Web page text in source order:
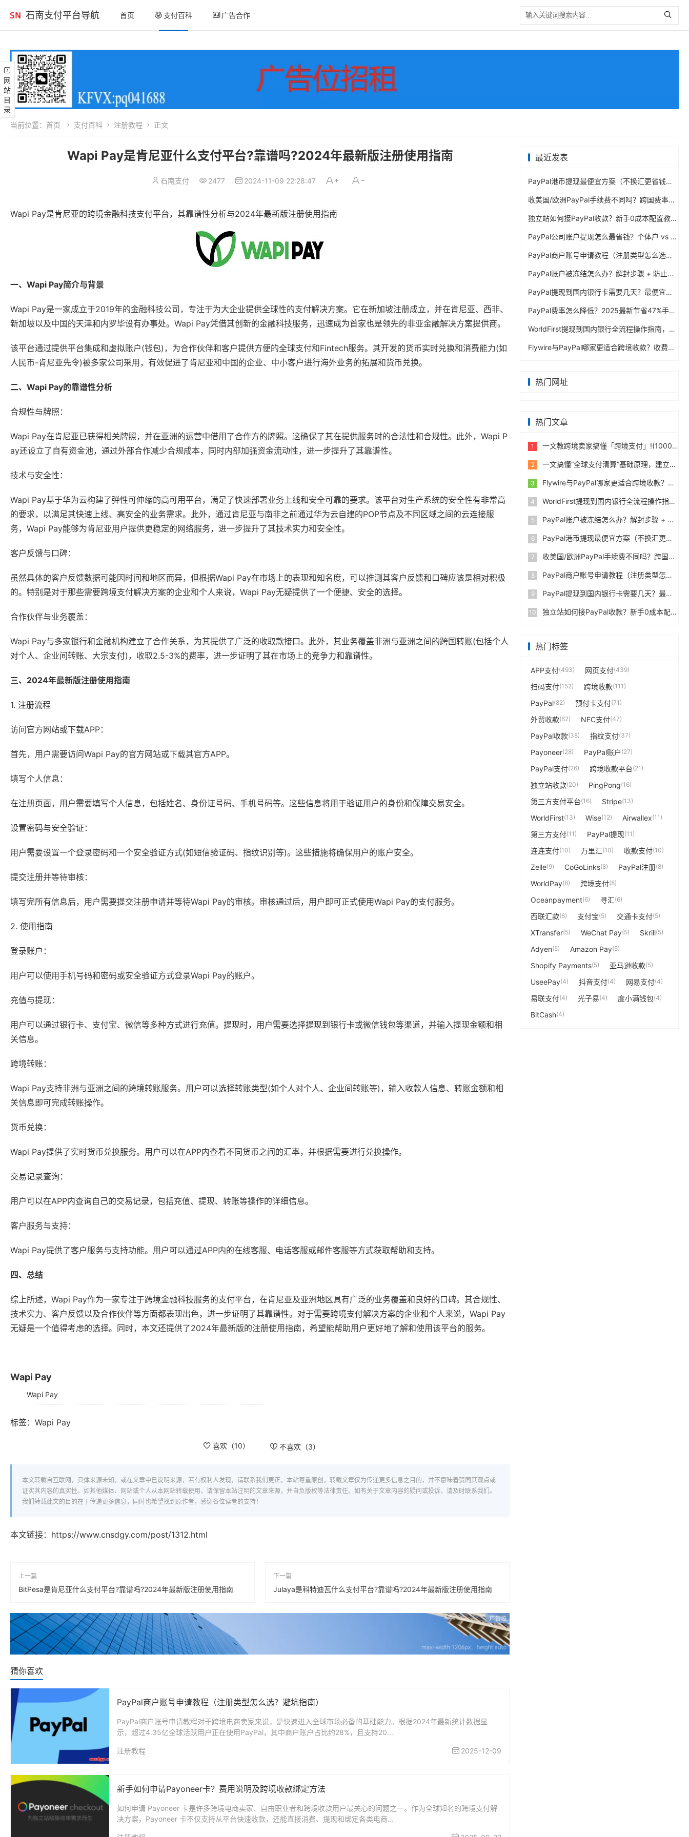
石南支付平台导航 首页 支付百科 广告合作
网站目录
当前位置： 首页 支付百科 注册教程 正文
Wapi Pay是肯尼亚什么支付平台?靠谱吗?2024年最新版注册使用指南
石南支付 2477 2024-11-09 22:28:47
Wapi Pay是肯尼亚的跨境金融科技支付平台，其靠谱性分析与2024年最新版注册使用指南
一、Wapi Pay简介与背景
Wapi Pay是一家成立于2019年的金融科技公司，专注于为大企业提供全球性的支付解决方案。它在新加坡注册成立，并在肯尼亚、西非、
新加坡以及中国的天津和内罗毕设有办事处。Wapi Pay凭借其创新的金融科技服务，迅速成为首家也是领先的非亚金融解决方案提供商。
该平台通过提供平台集成和虚拟账户(钱包)，为合作伙伴和客户提供方便的全球支付和Fintech服务。其开发的货币实时兑换和消费能力(如
人民币-肯尼亚先令)被多家公司采用，有效促进了肯尼亚和中国的企业、中小客户进行海外业务的拓展和货币兑换。
二、Wapi Pay的靠谱性分析
合规性与牌照：
Wapi Pay在肯尼亚已获得相关牌照，并在亚洲的运营中借用了合作方的牌照。这确保了其在提供服务时的合法性和合规性。此外，Wapi P
ay还设立了自有资金池，通过外部合作减少合规成本，同时内部加强资金流动性，进一步提升了其靠谱性。
技术与安全性：
Wapi Pay基于华为云构建了弹性可伸缩的高可用平台，满足了快速部署业务上线和安全可靠的要求。该平台对生产系统的安全性有非常高
的要求，以满足其快速上线、高安全的业务需求。此外，通过肯尼亚与南非之前通过华为云自建的POP节点及不同区域之间的云连接服
务，Wapi Pay能够为肯尼亚用户提供更稳定的网络服务，进一步提升了其技术实力和安全性。
客户反馈与口碑：
虽然具体的客户反馈数据可能因时间和地区而异，但根据Wapi Pay在市场上的表现和知名度，可以推测其客户反馈和口碑应该是相对积极
的。特别是对于那些需要跨境支付解决方案的企业和个人来说，Wapi Pay无疑提供了一个便捷、安全的选择。
合作伙伴与业务覆盖：
Wapi Pay与多家银行和金融机构建立了合作关系，为其提供了广泛的收取款接口。此外，其业务覆盖非洲与亚洲之间的跨国转账(包括个人
对个人、企业间转账、大宗支付)，收取2.5-3%的费率，进一步证明了其在市场上的竞争力和靠谱性。
三、2024年最新版注册使用指南
1. 注册流程
访问官方网站或下载APP：
首先，用户需要访问Wapi Pay的官方网站或下载其官方APP。
填写个人信息：
在注册页面，用户需要填写个人信息，包括姓名、身份证号码、手机号码等。这些信息将用于验证用户的身份和保障交易安全。
设置密码与安全验证：
用户需要设置一个登录密码和一个安全验证方式(如短信验证码、指纹识别等)。这些措施将确保用户的账户安全。
提交注册并等待审核：
填写完所有信息后，用户需要提交注册申请并等待Wapi Pay的审核。审核通过后，用户即可正式使用Wapi Pay的支付服务。
2. 使用指南
登录账户：
用户可以使用手机号码和密码或安全验证方式登录Wapi Pay的账户。
充值与提现：
用户可以通过银行卡、支付宝、微信等多种方式进行充值。提现时，用户需要选择提现到银行卡或微信钱包等渠道，并输入提现金额和相
关信息。
跨境转账：
Wapi Pay支持非洲与亚洲之间的跨境转账服务。用户可以选择转账类型(如个人对个人、企业间转账等)，输入收款人信息、转账金额和相
关信息即可完成转账操作。
货币兑换：
Wapi Pay提供了实时货币兑换服务。用户可以在APP内查看不同货币之间的汇率，并根据需要进行兑换操作。
交易记录查询：
用户可以在APP内查询自己的交易记录，包括充值、提现、转账等操作的详细信息。
客户服务与支持：
Wapi Pay提供了客户服务与支持功能。用户可以通过APP内的在线客服、电话客服或邮件客服等方式获取帮助和支持。
四、总结
综上所述，Wapi Pay作为一家专注于跨境金融科技服务的支付平台，在肯尼亚及亚洲地区具有广泛的业务覆盖和良好的口碑。其合规性、
技术实力、客户反馈以及合作伙伴等方面都表现出色，进一步证明了其靠谱性。对于需要跨境支付解决方案的企业和个人来说，Wapi Pay
无疑是一个值得考虑的选择。同时，本文还提供了2024年最新版的注册使用指南，希望能帮助用户更好地了解和使用该平台的服务。
Wapi Pay
Wapi Pay
标签： Wapi Pay
喜欢（10） 不喜欢（3）
本文转载自互联网，具体来源未知，或在文章中已说明来源，若有权利人发现，请联系我们更正。本站尊重原创，转载文章仅为传递更多信息之目的，并不意味着赞同其观点或
证实其内容的真实性。如其他媒体、网站或个人从本网站转载使用，请保留本站注明的文章来源，并自负版权等法律责任。如有关于文章内容的疑问或投诉，请及时联系我们。
我们转载此文的目的在于传递更多信息，同时也希望找到原作者，感谢各位读者的支持！
本文链接： https://www.cnsdgy.com/post/1312.html
上一篇
BitPesa是肯尼亚什么支付平台?靠谱吗?2024年最新版注册使用指南
下一篇
Julaya是科特迪瓦什么支付平台?靠谱吗?2024年最新版注册使用指南
猜你喜欢
PayPal商户账号申请教程（注册类型怎么选？避坑指南）
PayPal商户账号申请教程对于跨境电商卖家来说，是快速进入全球市场必备的基础能力。根据2024年最新统计数据显
示，超过4.35亿全球活跃用户正在使用PayPal，其中商户账户占比约28%，且支持20...
注册教程 2025-12-09
新手如何申请Payoneer卡？费用说明及跨境收款绑定方法
如何申请 Payoneer 卡是许多跨境电商卖家、自由职业者和跨境收款用户最关心的问题之一。作为全球知名的跨境支付解
决方案，Payoneer 卡不仅支持从平台快速收款，还能直接消费、提现和绑定各类电商...
最近发表
PayPal港币提现最便宜方案（不换汇更省钱）
收美国/欧洲PayPal手续费不同吗？跨国费率表曝光
独立站如何接PayPal收款？新手0成本配置教程
PayPal公司账户提现怎么最省钱？个体户 vs 公司对比
PayPal商户账号申请教程（注册类型怎么选？避坑指南）
PayPal账户被冻结怎么办？解封步骤 + 防止再次限制指南
PayPal提现到国内银行卡需要几天？最便宜的方法公布
PayPal费率怎么降低？2025最新节省47%手续费方案
WorldFirst提现到国内银行全流程操作指南，卖家必读完整攻略
Flywire与PayPal哪家更适合跨境收款？收费到账体验全面评测
热门网址
热门文章
1 一文教跨境卖家搞懂「跨境支付」!(10000字)
2 一文搞懂“全球支付清算”基础原理，建立跨境支付底层认知
3 Flywire与PayPal哪家更适合跨境收款？收费到账体验全面评测
4 WorldFirst提现到国内银行全流程操作指南，卖家必读完整攻略
5 PayPal账户被冻结怎么办？解封步骤 + 防止再次限制指南
6 PayPal港币提现最便宜方案（不换汇更省钱）
7 收美国/欧洲PayPal手续费不同吗？跨国费率表曝光
8 PayPal商户账号申请教程（注册类型怎么选？避坑指南）
9 PayPal提现到国内银行卡需要几天？最便宜的方法公布
10 独立站如何接PayPal收款？新手0成本配置教程
热门标签
APP支付(493) 网页支付(439)
扫码支付(152) 跨境收款(111)
PayPal(82) 预付卡支付(71)
外贸收款(62) NFC支付(47)
PayPal收款(38) 指纹支付(37)
Payoneer(28) PayPal账户 (27)
PayPal支付(26) 跨境收款平台(21)
独立站收款(20) PingPong(16)
第三方支付平台(16) Stripe(13)
WorldFirst(13) Wise(12) Airwallex(11)
第三方支付(11) PayPal提现(11)
连连支付(10) 万里汇(10) 收款支付(10)
Zelle(9) CoGoLinks(8) PayPal注册(8)
WorldPay(8) 跨境支付(8)
Oceanpayment(6) 寻汇(6)
西联汇款(6) 支付宝(5) 交通卡支付(5)
XTransfer(5) WeChat Pay(5) Skrill(5)
Adyen(5) Amazon Pay(5)
Shopify Payments(5) 亚马逊收款(5)
UseePay(4) 抖音支付(4) 网易支付(4)
易联支付(4) 光子易(4) 度小满钱包(4)
BitCash(4)